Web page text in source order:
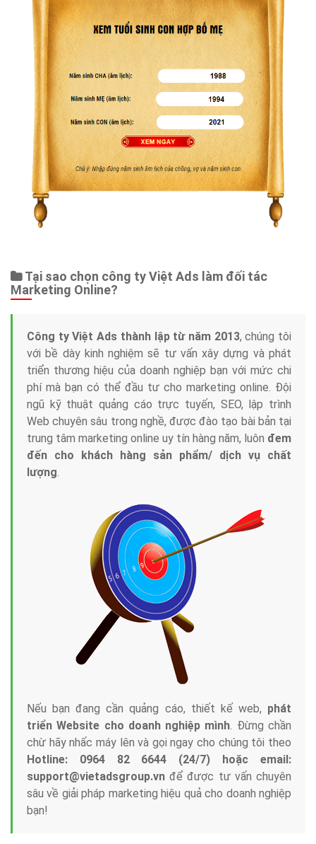
Tại sao chọn công ty Việt Ads làm đối tác
Marketing Online?
Công ty Việt Ads thành lập từ năm 2013, chúng tôi
với bề dày kinh nghiệm sẽ tư vấn xây dựng và phát
triển thương hiệu của doanh nghiệp bạn với mức chi
phí mà bạn có thể đầu tư cho marketing online. Đội
ngũ kỹ thuật quảng cáo trực tuyến, SEO, lập trình
Web chuyên sâu trong nghề, được đào tạo bài bản tại
trung tâm marketing online uy tín hàng năm, luôn đem
đến cho khách hàng sản phẩm/ dịch vụ chất
lượng.
Nếu bạn đang cần quảng cáo, thiết kế web, phát
triển Website cho doanh nghiệp mình. Đừng chần
chừ hãy nhấc máy lên và gọi ngay cho chúng tôi theo
Hotline: 0964 82 6644 (24/7) hoặc email:
support@vietadsgroup.vn để được tư vấn chuyên
sâu về giải pháp marketing hiệu quả cho doanh nghiệp
bạn!